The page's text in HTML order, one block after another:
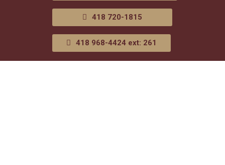
418 720-1815
418 968-4424 ext: 261